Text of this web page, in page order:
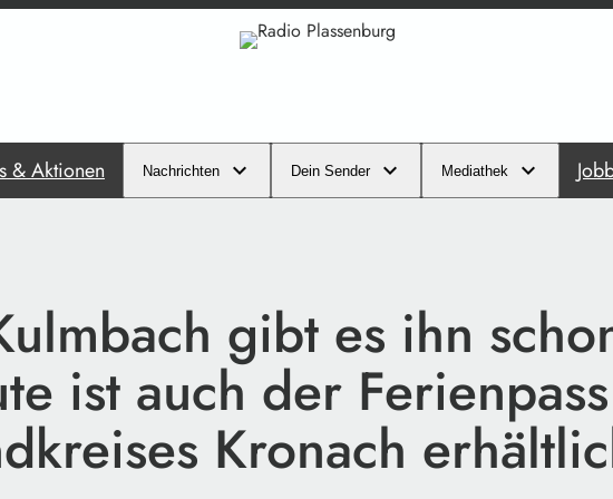
& Aktionen Nachrichten Dein Sender Mediathek
gibt es ihn
ist auch der
Kronach